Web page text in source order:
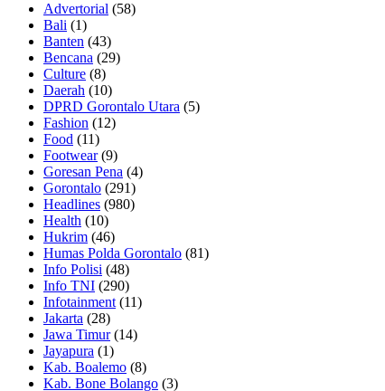
Advertorial (58)
Bali (1)
Banten (43)
Bencana (29)
Culture (8)
Daerah (10)
DPRD Gorontalo Utara (5)
Fashion (12)
Food (11)
Footwear(9)
Goresan Pena (4)
Gorontalo (291)
Headlines (980)
Health (10)
Hukrim (46)
Humas Polda Gorontalo (81)
Info Polisi (48)
Info TNI (290)
Infotainment(11)
Jakarta (28)
Jawa Timur(14)
Jayapura (1)
Kab. Boalemo (8)
Kab. Bone Bolango (3)